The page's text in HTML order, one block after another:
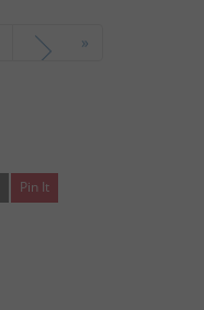
»
Pin It